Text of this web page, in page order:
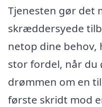
Tjenesten gør det
skræddersyede
netop dine
stor fordel, når du
drømmen om en
første skridt mod